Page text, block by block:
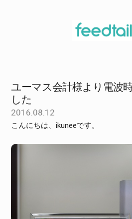
ユーマス会計様より電波
した
2016.08.12
こんにちは、ikuneeです。